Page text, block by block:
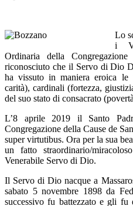
Lo
i
Ordinaria della
riconosciuto che il Servo di Dio
ha vissuto in maniera eroica le
carità), cardinali (fortezza,
del suo stato di consacrato
L’8 aprile 2019 il Santo
Congregazione della Cause de
super virtutibus. Ora per la sua
un fatto straordinario/
Venerabile Servo di Dio.
Il Servo di Dio nacque a
sabato 5 novembre 1898 da
successivo fu battezzato e gli